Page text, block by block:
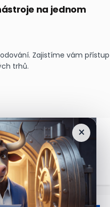
na jednom
Zajistíme vám přístup
trhů.
×